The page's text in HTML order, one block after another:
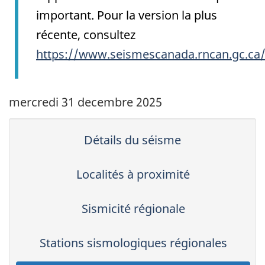
important. Pour la version la plus
récente, consultez
https://
mercredi 31 decembre 2025
Détails du séisme
Localités à proximité
Sismicité régionale
Stations sismologiques régionales